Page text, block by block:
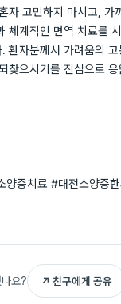
자 고민하지 마시고, 가
체계적인 면역 치료를
환자분께서 가려움의
찾으시기를 진심으로
양증치료 #대전소양증
요? ↗ 친구에게 공유